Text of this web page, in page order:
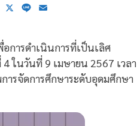
Facebook
X Line
การดำเนินการที่เป็นเลิศ
ในวันที่ 9 เมษายน 2567 เวลา
ารจัดการศึกษาระดับอุดมศึกษา